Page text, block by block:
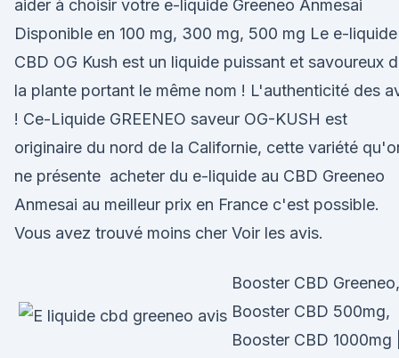
aider à choisir votre e-liquide Greeneo Anmesai
Disponible en 100 mg, 300 mg, 500 mg Le e-liquide
CBD OG Kush est un liquide puissant et savoureux
la plante portant le même nom ! L'authenticité des
! Ce-Liquide GREENEO saveur OG-KUSH est
originaire du nord de la Californie, cette variété
ne présente acheter du e-liquide au CBD Greeneo
Anmesai au meilleur prix en France c'est possible.
Vous avez trouvé moins cher Voir les avis.
Booster CBD Greeneo,
Booster CBD 500mg,
Booster CBD 1000mg |